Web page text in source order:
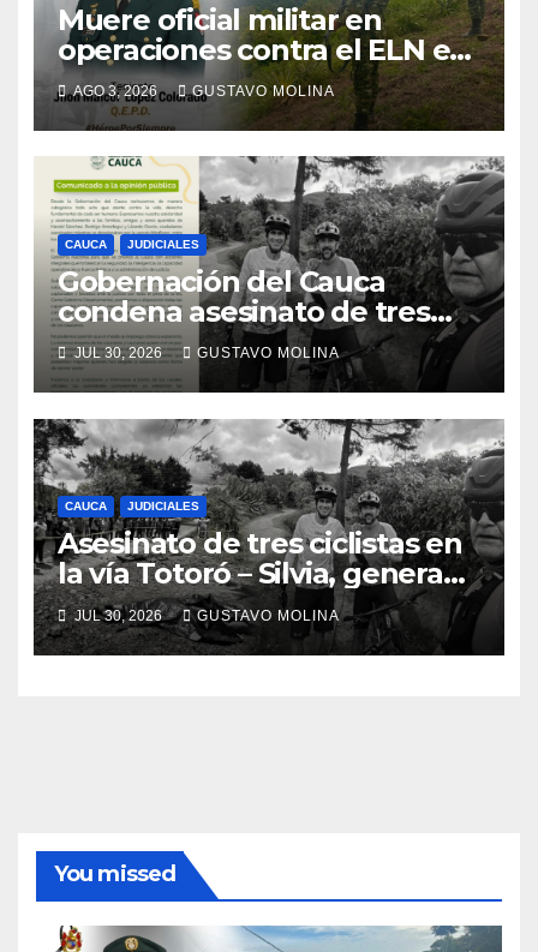
Muere oficial militar en
operaciones contra el ELN en
el sur del Cauca
AGO 3, 2026 GUSTAVO MOLINA
CAUCA JUDICIALES
Gobernación del Cauca
condena asesinato de tres
ciudadanos y exige medidas
urgentes al Gobierno
Nacional
JUL 30, 2026 GUSTAVO MOLINA
CAUCA JUDICIALES
Asesinato de tres ciclistas en
la vía Totoró – Silvia, genera
consternación en el Cauca
JUL 30, 2026 GUSTAVO MOLINA
You missed